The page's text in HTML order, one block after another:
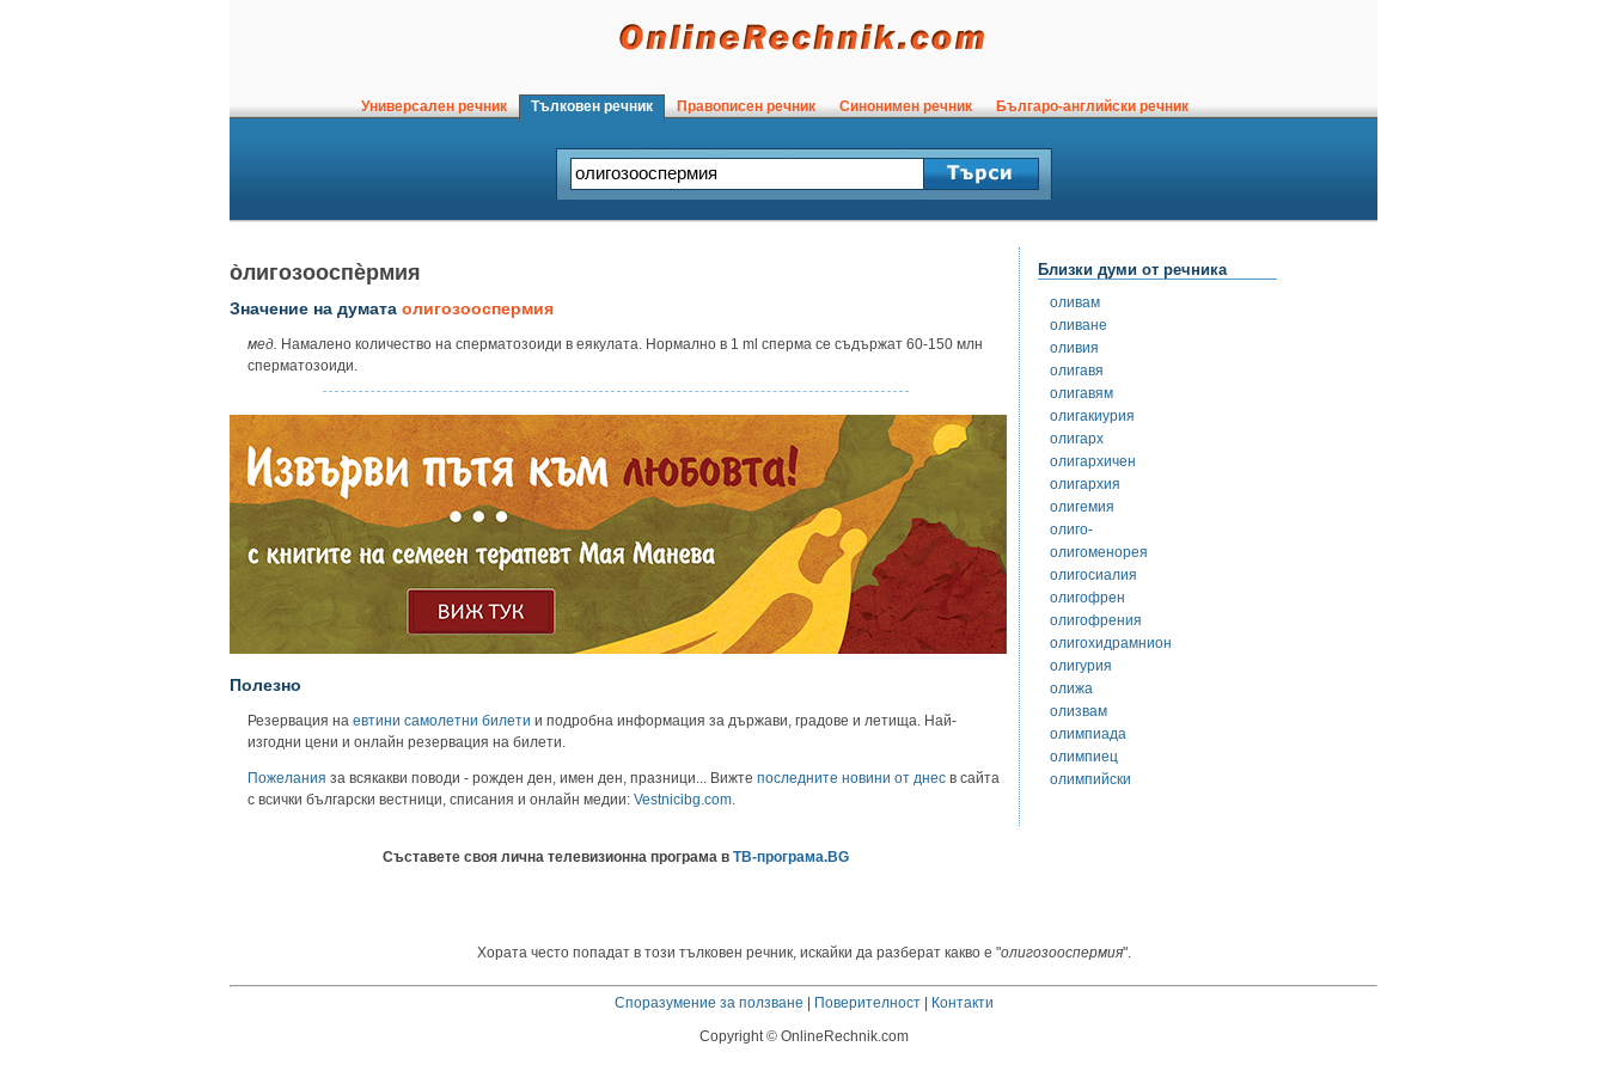
Универсален речник Тълковен речник Правописен речник Синонимен речник Българо-английски речник
о̀лигозооспѐрмия
Значение на думата олигозооспермия
мед. Намалено количество на сперматозоиди в еякулата. Нормално в 1 ml сперма се съдържат 60-150 млн
сперматозоиди.
Полезно
Резервация на евтини самолетни билети и подробна информация за държави, градове и летища. Най-
изгодни цени и онлайн резервация на билети.
Пожелания за всякакви поводи - рожден ден, имен ден, празници... Вижте последните новини от днес в сайта
с всички български вестници, списания и онлайн медии: Vestnicibg.com
Съставете своя лична телевизионна програма в ТВ-програма.BG
Близки думи от речника
оливам
оливане
оливия
олигавя
олигавям
олигакиурия
олигарх
олигархичен
олигархия
олигемия
олиго-
олигоменорея
олигосиалия
олигофрен
олигофрения
олигохидрамнион
олигурия
олижа
олизвам
олимпиада
олимпиец
олимпийски
Хората често попадат в този тълковен речник, искайки да разберат какво е "олигозооспермия".
Споразумение за ползване | Поверителност| Контакти
Copyright © OnlineRechnik.com